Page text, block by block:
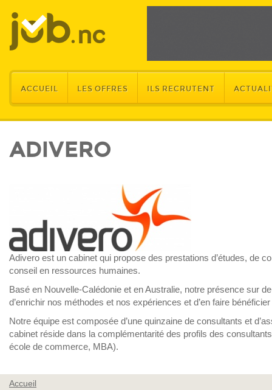
ACCUEIL LES OFFRES ILS RECRUTENT
ADIVERO
Adivero est un cabinet qui propose des prestations d’études, de
conseil en ressources humaines.
Basé en Nouvelle-Calédonie et en Australie, notre présence sur
d’enrichir nos méthodes et nos expériences et d’en faire
Notre équipe est composée d’une quinzaine de consultants et
cabinet réside dans la complémentarité des profils des
école de commerce, MBA).
Accueil